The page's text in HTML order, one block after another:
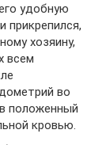
удобную
прикрепился,
хозяину,
всем
во
положенный
кровью.